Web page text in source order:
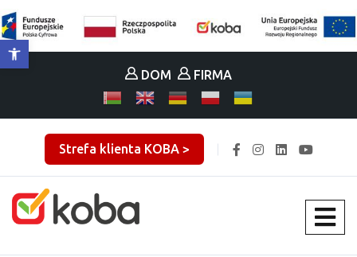
DOM FIRMA
Strefa klienta KOBA >
Otwórz pasek narzędzi